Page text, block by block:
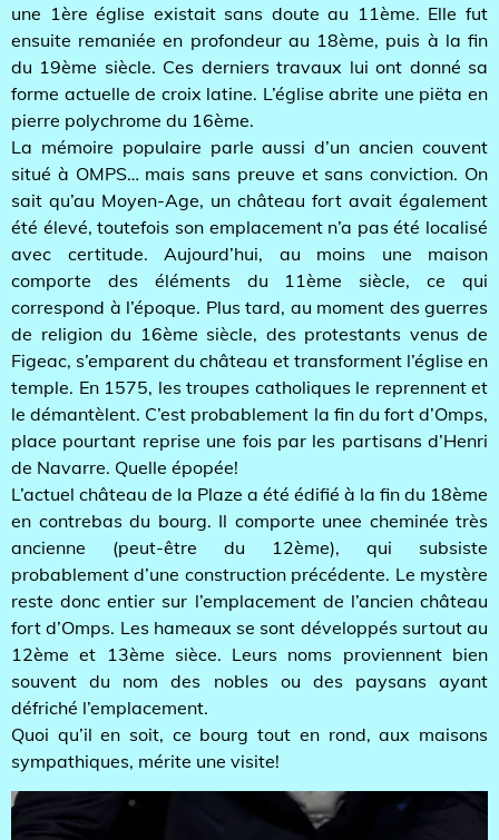
une 1ère église existait sans doute au 11ème. Elle fut
ensuite remaniée en profondeur au 18ème, puis à la fin
du 19ème siècle. Ces derniers travaux lui ont donné sa
forme actuelle de croix latine. L’église abrite une piëta en
pierre polychrome du 16ème.
La mémoire populaire parle aussi d’un ancien couvent
situé à OMPS… mais sans preuve et sans conviction. On
sait qu’au Moyen-Age, un château fort avait également
été élevé, toutefois son emplacement n’a pas été localisé
avec certitude. Aujourd’hui, au moins une maison
comporte des éléments du 11ème siècle, ce qui
correspond à l’époque. Plus tard, au moment des guerres
de religion du 16ème siècle, des protestants venus de
Figeac, s’emparent du château et transforment l’église en
temple. En 1575, les troupes catholiques le reprennent et
le démantèlent. C’est probablement la fin du fort d’Omps,
place pourtant reprise une fois par les partisans d’Henri
de Navarre. Quelle épopée!
L’actuel château de la Plaze a été édifié à la fin du 18ème
en contrebas du bourg. Il comporte unee cheminée très
ancienne (peut-être du 12ème), qui subsiste
probablement d’une construction précédente. Le mystère
reste donc entier sur l’emplacement de l’ancien château
fort d’Omps. Les hameaux se sont développés surtout au
12ème et 13ème sièce. Leurs noms proviennent bien
souvent du nom des nobles ou des paysans ayant
défriché l’emplacement.
Quoi qu’il en soit, ce bourg tout en rond, aux maisons
sympathiques, mérite une visite!